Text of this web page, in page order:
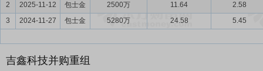
2
2025-11-12 包士金 2500万 11.64
2.58
3
2024-11-27 包士金 5280万 24.58 5.45
吉鑫科技并购重组